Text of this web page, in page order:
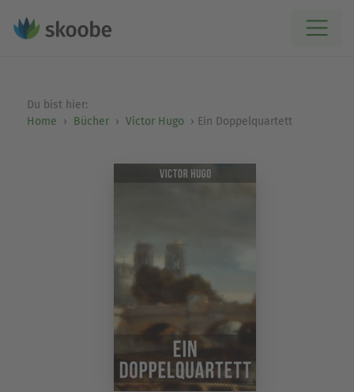
Du bist hier:
Home
Bücher Victor Hugo Ein Doppelquartett